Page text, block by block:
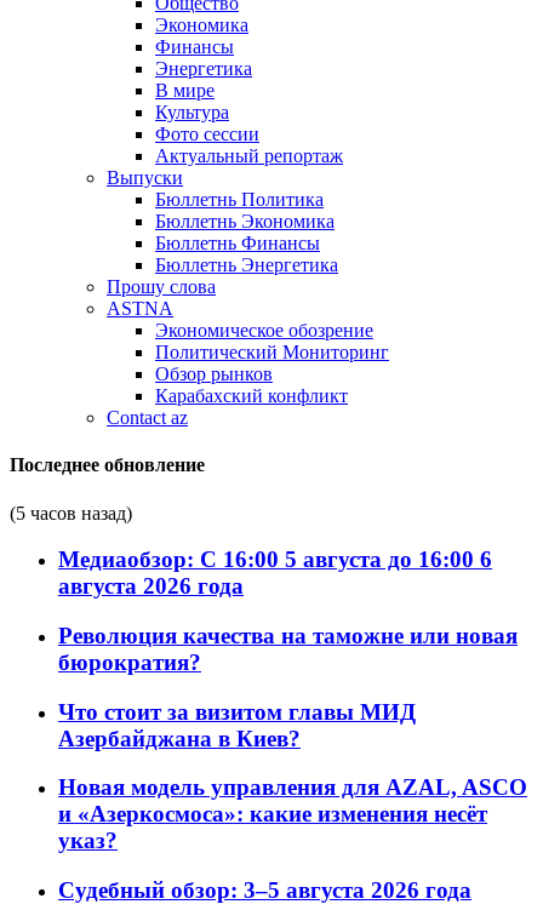
Экономика
Финансы
Энергетика
В мире
Культура
Фото сессии
Актуальный репортаж
Выпуски
Бюллетнь Политика
Бюллетнь Экономика
Бюллетнь Финансы
Бюллетнь Энергетика
Прошу слова
ASTNA
Экономическое обозрение
Политический Мониторинг
Обзор рынков
Карабахский конфликт
Contact az
Последнее обновление
(5 часов назад)
Медиаобзор: С 16:00 5 августа до 16:00 6
августа 2026 года
Революция качества на таможне или новая
бюрократия?
Что стоит за визитом главы МИД
Азербайджана в Киев?
Новая модель управления для AZAL, ASCO
и «Азеркосмоса»: какие изменения несёт
указ?
Судебный обзор: 3–5 августа 2026 года